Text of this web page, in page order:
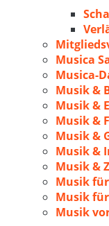
Musica
Musica-
Musik &
Musik &
Musik &
Musik &
Musik &
Musik &
Musik
Musik
Musik